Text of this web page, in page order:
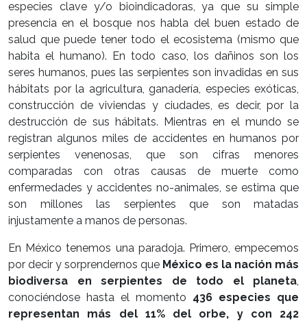
especies clave y/o bioindicadoras, ya que su simple
presencia en el bosque nos habla del buen estado de
salud que puede tener todo el ecosistema (mismo que
habita el humano). En todo caso, los dañinos son los
seres humanos, pues las serpientes son invadidas en sus
hábitats por la agricultura, ganadería, especies exóticas,
construcción de viviendas y ciudades, es decir, por la
destrucción de sus hábitats. Mientras en el mundo se
registran algunos miles de accidentes en humanos por
serpientes venenosas, que son cifras menores
comparadas con otras causas de muerte como
enfermedades y accidentes no-animales, se estima que
son millones las serpientes que son matadas
injustamente a manos de personas.
En México tenemos una paradoja. Primero, empecemos
por decir y sorprendernos que México es la nación más
biodiversa en serpientes de todo el planeta
conociéndose hasta el momento 436 especies que
representan más del 11% del orbe, y con 242